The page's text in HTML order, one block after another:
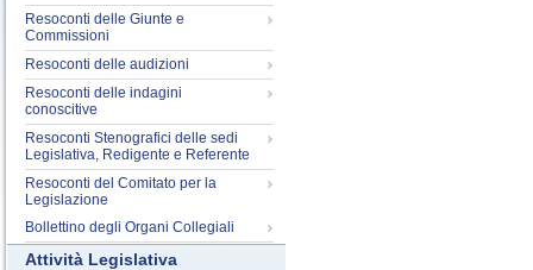
Resoconti delle Giunte e
Commissioni
Resoconti delle audizioni
Resoconti delle indagini
conoscitive
Resoconti Stenografici delle sedi
Legislativa, Redigente e Referente
Resoconti del Comitato per la
Legislazione
Bollettino degli Organi Collegiali
Attività Legislativa